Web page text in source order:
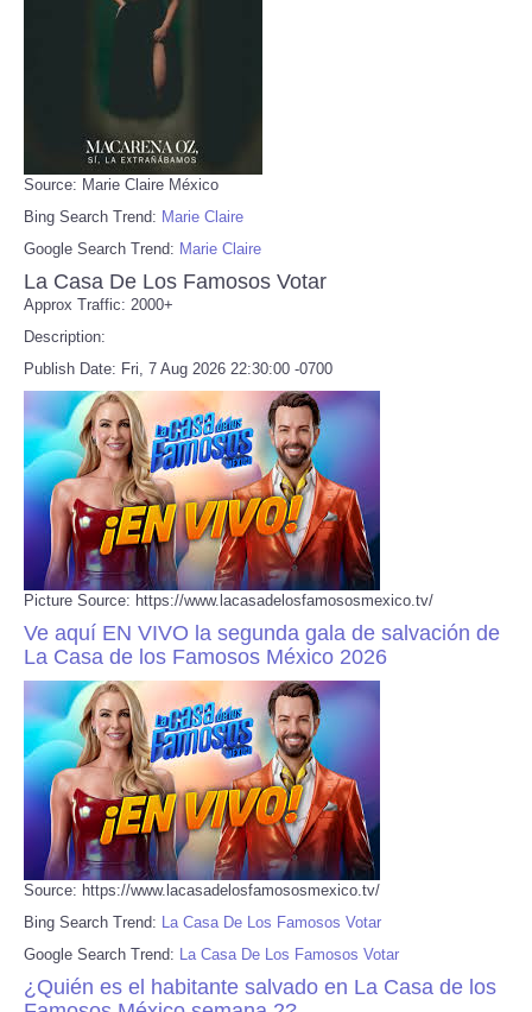
Source: Marie Claire México
Bing Search Trend: Marie Claire
Google Search Trend: Marie Claire
La Casa De Los Famosos Votar
Approx Traffic: 2000+
Description:
Publish Date: Fri, 7 Aug 2026 22:30:00 -0700
Picture Source: https://www.lacasadelosfamososmexico.tv/
Ve aquí EN VIVO la segunda gala de salvación de
La Casa de los Famosos México 2026
Source: https://www.lacasadelosfamososmexico.tv/
Bing Search Trend: La Casa De Los Famosos Votar
Google Search Trend: La Casa De Los Famosos Votar
¿Quién es el habitante salvado en La Casa de los